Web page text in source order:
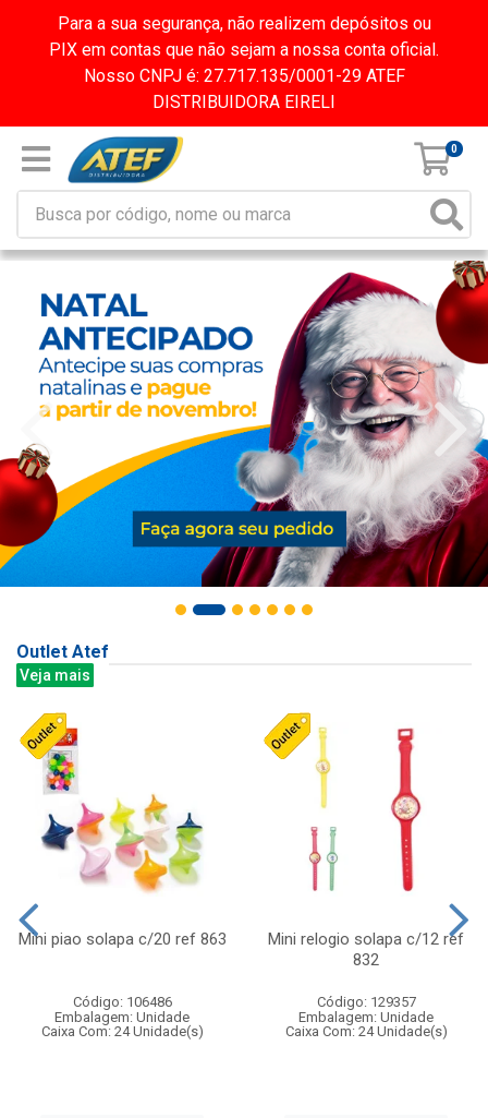
Para a sua segurança, não realizem depósitos ou
PIX em contas que não sejam a nossa conta oficial.
Nosso CNPJ é: 27.717.135/0001-29 ATEF
DISTRIBUIDORA EIRELI
0
Outlet Atef
Veja mais
Mini piao solapa c/20 ref 863
Código: 106486
Embalagem: Unidade
Caixa Com: 24 Unidade(s)
Mini relogio solapa c/12 ref
832
Código: 129357
Embalagem: Unidade
Caixa Com: 24 Unidade(s)